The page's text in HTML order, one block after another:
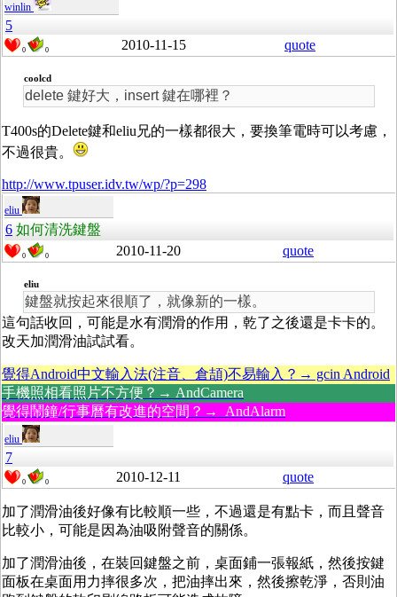
winlin
5
0 0 2010-11-15 quote
coolcd
delete 鍵好大，insert 鍵在哪裡？
T400s的Delete鍵和eliu兄的一樣都很大，要換筆電時可以考慮，
不過很貴。
http://www.tpuser.idv.tw/wp/?p=298
eliu
6 如何清洗鍵盤
0 0 2010-11-20 quote
eliu
鍵盤就按起來很順了，就像新的一樣。
這句話收回，可能是水有潤滑的作用，乾了之後還是卡卡的。
改天加潤滑油試試看。
覺得Android中文輸入法(注音、倉頡)不易輸入？→ gcin Android
手機照相看照片不方便？→ AndCamera
覺得鬧鐘/行事曆有改進的空間？→ AndAlarm
eliu
7
0 0 2010-12-11 quote
加了潤滑油後好像有比較順一些，不過還是有點卡，而且聲音
比較小，可能是因為油吸附聲音的關係。
加了潤滑油後，在裝回鍵盤之前，桌面鋪一張報紙，然後按鍵
面板在桌面用力摔很多次，把油摔出來，然後擦乾淨，否則油